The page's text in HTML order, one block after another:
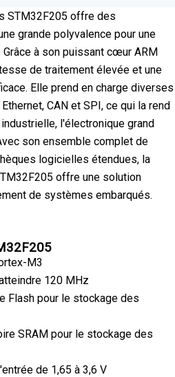
STM32F205 offre des
grande polyvalence pour une
à son puissant cœur ARM
de traitement élevée et une
Elle prend en charge diverses
CAN et SPI, ce qui la rend
l'électronique grand
son ensemble complet de
logicielles étendues, la
offre une solution
de systèmes embarqués.
M3
120 MHz
Flash pour le stockage des
SRAM pour le stockage des
de 1,65 à 3,6 V